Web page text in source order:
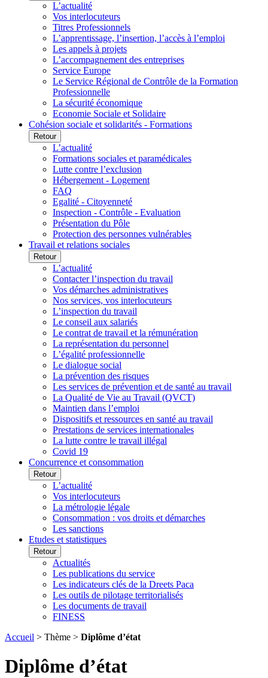
L’actualité
Vos interlocuteurs
Titres Professionnels
L’apprentissage, l’insertion, l’accès à l’emploi
Les appels à projets
L’accompagnement des entreprises
Service Europe
Le Service Régional de Contrôle de la Formation
Professionnelle
La sécurité économique
Economie Sociale et Solidaire
Cohésion sociale et solidarités - Formations
Retour
L’actualité
Formations sociales et paramédicales
Lutte contre l’exclusion
Hébergement - Logement
FAQ
Egalité - Citoyenneté
Inspection - Contrôle - Evaluation
Présentation du Pôle
Protection des personnes vulnérables
Travail et relations sociales
Retour
L’actualité
Contacter l’inspection du travail
Vos démarches administratives
Nos services, vos interlocuteurs
L’inspection du travail
Le conseil aux salariés
Le contrat de travail et la rémunération
La représentation du personnel
L’égalité professionnelle
Le dialogue social
La prévention des risques
Les services de prévention et de santé au travail
La Qualité de Vie au Travail (QVCT)
Maintien dans l’emploi
Dispositifs et ressources en santé au travail
Prestations de services internationales
La lutte contre le travail illégal
Covid 19
Concurrence et consommation
Retour
L’actualité
Vos interlocuteurs
La métrologie légale
Consommation : vos droits et démarches
Les sanctions
Etudes et statistiques
Retour
Actualités
Les publications du service
Les indicateurs clés de la Dreets Paca
Les outils de pilotage territorialisés
Les documents de travail
FINESS
Accueil > Thème > Diplôme d’état
Diplôme d’état